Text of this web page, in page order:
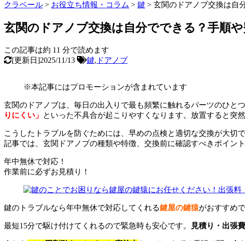
クラベール > お役立ち情報・コラム > 鍵 > 玄関のドアノブ交換は自
玄関のドアノブ交換は自分でできる？手順
この記事は約 11 分で読めます
[更新日]2025/11/13
鍵, ドアノブ
※本記事にはプロモーションが含まれています
玄関のドアノブは、毎日の出入りで最も頻繁に触れるパーツのひと
りにくい」 といった不具合が起こりやすくなります。放置すると突
こうしたトラブルを防ぐためには、早めの点検と適切な交換が大
記事では、玄関ドアノブの種類や特徴、交換前に確認すべきポイン
年中無休で対応！
作業前に必ずお見積り！
鍵のトラブルなら年中無休で対応してくれる鍵屋の鍵猿がおすすめ
最短15分で駆け付けてくれるので緊急時も安心です。 見積り・出張